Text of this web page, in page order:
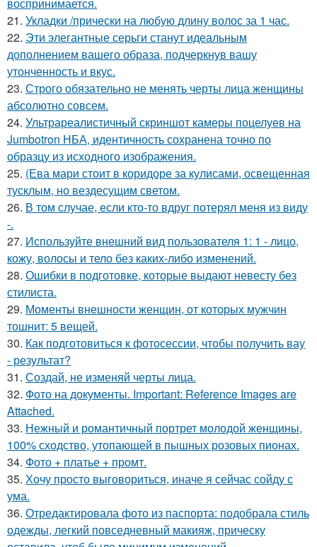
воспринимается.
21. Укладки /прически на любую длину волос за 1 час.
22. Эти элегантные серьги станут идеальным
дополнением вашего образа, подчеркнув вашу
утонченность и вкус.
23. Строго обязательно не менять черты лица женщины
абсолютно совсем.
24. Ультрареалистичный скриншот камеры поцелуев на
Jumbotron НБА, идентичность сохранена точно по
образцу из исходного изображения.
25. (Ева мари стоит в коридоре за кулисами, освещенная
тусклым, но вездесущим светом.
26. В том случае, если кто-то вдруг потерял меня из виду
-.
27. Используйте внешний вид пользователя 1: 1 - лицо,
кожу, волосы и тело без каких-либо изменений.
28. Ошибки в подготовке, которые выдают невесту без
стилиста.
29. Моменты внешности женщин, от которых мужчин
тошнит: 5 вещей.
30. Как подготовиться к фотосессии, чтобы получить вау
- результат?
31. Создай, не изменяй черты лица.
32. Фото на документы. Important: Reference Images are
Attached.
33. Нежный и романтичный портрет молодой женщины,
100% сходство, утопающей в пышных розовых пионах.
34. Фото + платье + промт.
35. Хочу просто выговориться, иначе я сейчас сойду с
ума.
36. Отредактировала фото из паспорта: подобрала стиль
одежды, легкий повседневный макияж, прическу